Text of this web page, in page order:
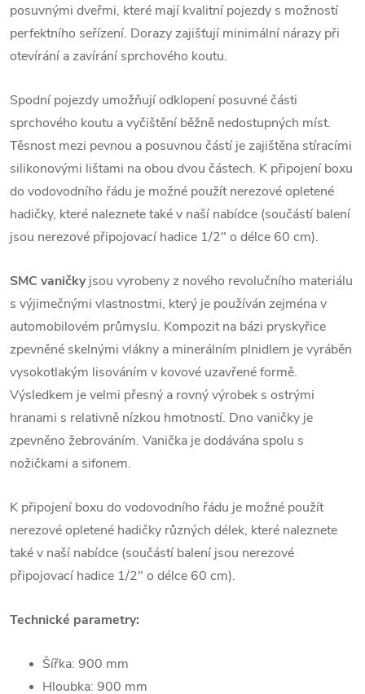
posuvnými dveřmi, které mají kvalitní pojezdy s možností
perfektního seřízení. Dorazy zajišťují minimální nárazy při
otevírání a zavírání sprchového koutu.
Spodní pojezdy umožňují odklopení posuvné části
sprchového koutu a vyčištění běžně nedostupných míst.
Těsnost mezi pevnou a posuvnou částí je zajištěna stíracími
silikonovými lištami na obou dvou částech. K připojení boxu
do vodovodního řádu je možné použít nerezové opletené
hadičky, které naleznete také v naší nabídce (součástí balení
jsou nerezové připojovací hadice 1/2" o délce 60 cm).
SMC vaničkyjsou vyrobeny z nového revolučního materiálu
s výjimečnými vlastnostmi, který je používán zejména v
automobilovém průmyslu. Kompozit na bázi pryskyřice
zpevněné skelnými vlákny a minerálním plnidlem je vyráběn
vysokotlakým lisováním v kovové uzavřené formě.
Výsledkem je velmi přesný a rovný výrobek s ostrými
hranami s relativně nízkou hmotností. Dno vaničky je
zpevněno žebrováním. Vanička je dodávána spolu s
nožičkami a sifonem.
K připojení boxu do vodovodního řádu je možné použít
nerezové opletené hadičky různých délek, které naleznete
také v naší nabídce (součástí balení jsou nerezové
připojovací hadice 1/2" o délce 60 cm).
Technické parametry:
Šířka: 900 mm
Hloubka: 900 mm